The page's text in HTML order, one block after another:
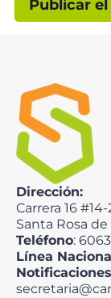
Dirección:
Carrera 16
Santa Rosa
Teléfono:
Línea